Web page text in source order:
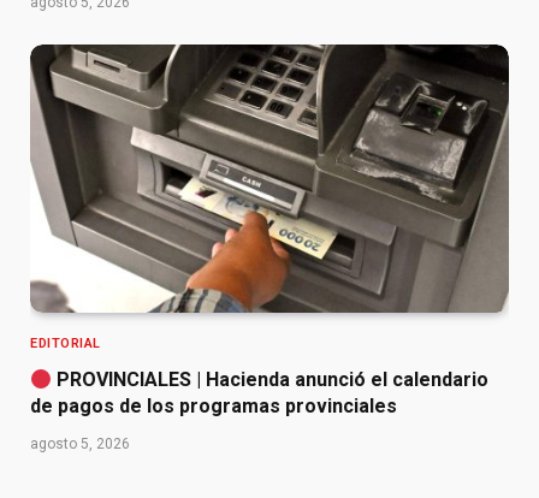
EDITORIAL
PROVINCIALES | Hacienda anunció el calendario
de pagos de los programas provinciales
agosto 5, 2026